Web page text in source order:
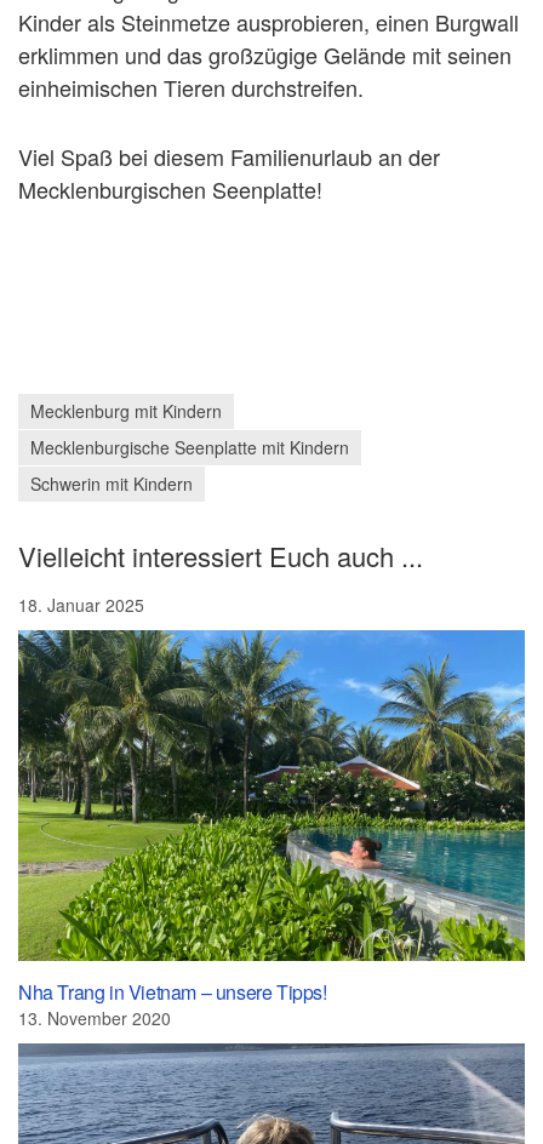
Kinder als Steinmetze ausprobieren, einen Burgwall
erklimmen und das großzügige Gelände mit seinen
einheimischen Tieren durchstreifen.
Viel Spaß bei diesem Familienurlaub an der
Mecklenburgischen Seenplatte!
Mecklenburg mit Kindern
Mecklenburgische Seenplatte mit Kindern
Schwerin mit Kindern
Vielleicht interessiert Euch auch ...
18. Januar 2025
Nha Trang in Vietnam – unsere Tipps!
13. November 2020